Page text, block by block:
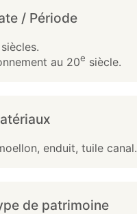
/ Période
siècles.
au 20e siècle.
enduit, tuile canal.
de patrimoine